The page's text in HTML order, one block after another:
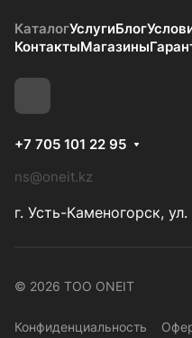
КаталогУслугиБлог
КонтактыМагазины
+7 705 101 22 95
ns@oneit.kz
г. Усть-Каменогорск,
© 2026 ТОО ONEIT
Конфиденциальность